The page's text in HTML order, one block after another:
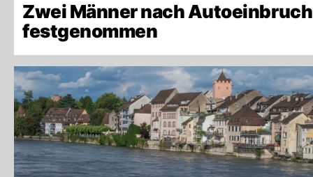
Zwei Männer nach Autoeinbruch
festgenommen